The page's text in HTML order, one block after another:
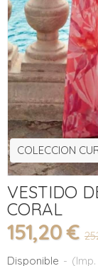
COLECCION
VESTIDO
CORAL
151,20 €
Disponible -